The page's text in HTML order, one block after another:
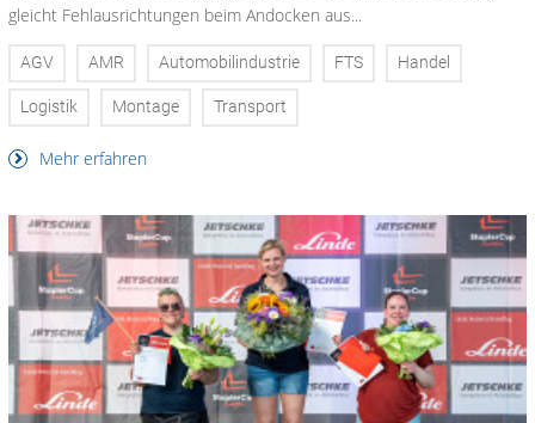
gleicht Fehlausrichtungen beim Andocken aus...
AGV AMR Automobilindustrie FTS Handel
Logistik Montage Transport
Mehr erfahren